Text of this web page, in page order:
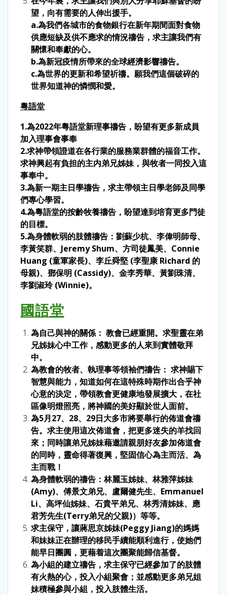
望，向有需要的人伸出援手。
a.為我們各城市的食物銀行在新年期間面對食物
供應短缺及供不應求的情況禱告，求主讓我們有
關懷和奉獻的心。
b.為新冠疫情所帶來的全球經濟影響禱告。
c.為世界的更新和希望祈禱。願我們這個破碎的
世界知道神的憐憫和愛。
粵語堂
1.為2022年粵語堂新理事禱告，盼望有更多新成員
加入理事會事奉
2.求神帶領證道在各行業的服務業群體的福音工作。
求神興起有負担的主内弟兄姊妹，與牧者一同投入這
事奉中。
3.為新一期主日學禱告，求主帶領主日學老師及同學
們專心學習。
4.為粵語堂的按齡牧養禱告，盼望達到培育更多門徒
的目標。
5.為身體軟弱的肢體禱告：劉蘇少杭、李偉明師母、
李黃笑群、Jeremy Shum、方司徒鳳美、Connie
Huang (童軍家長)、李丘舜堅 (李聖康 Richard 的
母親)、鄧保明 (Cassidy)、金李秀華、黃劉珠清、
李劉淑玲 (Winnie)。
國語堂
為自己與神的關係： 教會已經重開。求聖靈在弟
兄姊妹心中工作，感動更多的人來到實體敬拜
中。
為教會的牧者、執理事等領袖們禱告： 求神賜下
智慧與能力，知道如何在這特殊時期作出合乎神
心意的決定，帶領教會更健康地發展擴大，在社
區像明燈照亮，將神國的美好顯於世人面前。
為5月27、28、29日大多市將要舉行的佈道會禱
告。求主使用這次佈道會，把更多迷失的羊找回
來；同時讓弟兄姊妹藉邀請親朋好友參加佈道會
的同時，靈命得著復興，堅固信心為主而活、為
主而戰！
為身體軟弱的禱告：林麗玉姊妹、林雅萍姊妹
(Amy)、傅景文弟兄、盧爾健先生、Emmanuel
Li、高坪仙姊妹、石貴平弟兄、林秀清姊妹、應
君芳先生(Terry弟兄的父親)）等等。
求主保守，讓蔣思京姊妹(Peggy Jiang)的媽媽
和妹妹正在辦理的移民手續能順利進行，使她們
能早日團圓，更藉着這次團聚能歸信基督。
為小組的建立禱告，求主保守已經參加了的肢體
有火熱的心，投入小組聚會；並感動更多弟兄姐
妹積極參與小組，投入肢體生活。